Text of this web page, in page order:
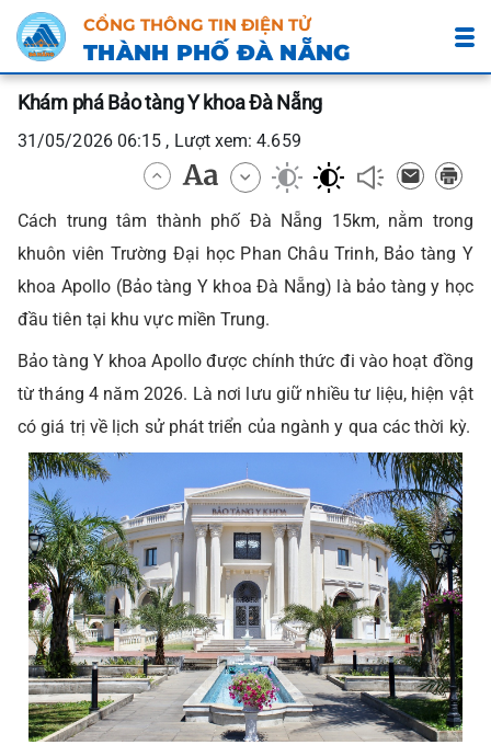
CỔNG THÔNG TIN ĐIỆN TỬ
THÀNH PHỐ ĐÀ NẴNG
Khám phá Bảo tàng Y khoa Đà Nẵng
31/05/2026 06:15 , Lượt xem: 4.659
Cách trung tâm thành phố Đà Nẵng 15km, nằm trong
khuôn viên Trường Đại học Phan Châu Trinh, Bảo tàng Y
khoa Apollo (Bảo tàng Y khoa Đà Nẵng) là bảo tàng y học
đầu tiên tại khu vực miền Trung.
Bảo tàng Y khoa Apollo được chính thức đi vào hoạt đồng
từ tháng 4 năm 2026. Là nơi lưu giữ nhiều tư liệu, hiện vật
có giá trị về lịch sử phát triển của ngành y qua các thời kỳ.